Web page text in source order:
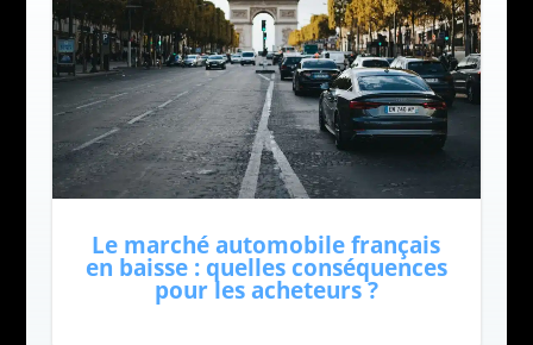
Le marché automobile français
en baisse : quelles conséquences
pour les acheteurs ?